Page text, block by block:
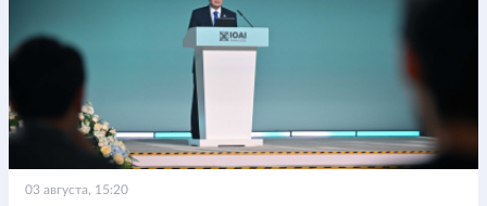
03 августа, 15:20